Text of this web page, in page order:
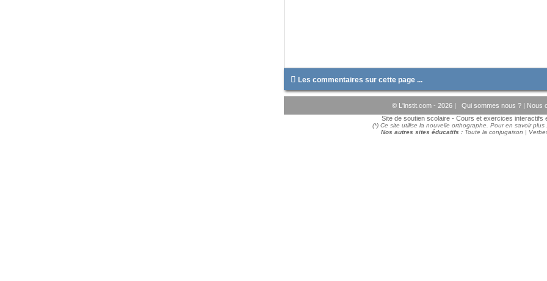
 Les commentaires sur cette page ...
© L'instit.com - 2026 | Qui sommes nous ? | Nous
Site de soutien scolaire - Cours et exercices interactifs
(*) Ce site utilise la nouvelle orthographe. Pour en savoir
Nos autres sites éducatifs : Toute la conjugaison |